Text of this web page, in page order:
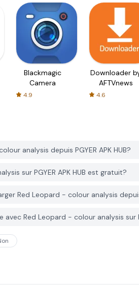
Blackmagic
Camera
4.9
Downloader
AFTVnews
4.6
analysis depuis PGYER APK HUB?
sur PGYER APK HUB est gratuit?
Red Leopard - colour analysis depuis
Red Leopard - colour analysis sur